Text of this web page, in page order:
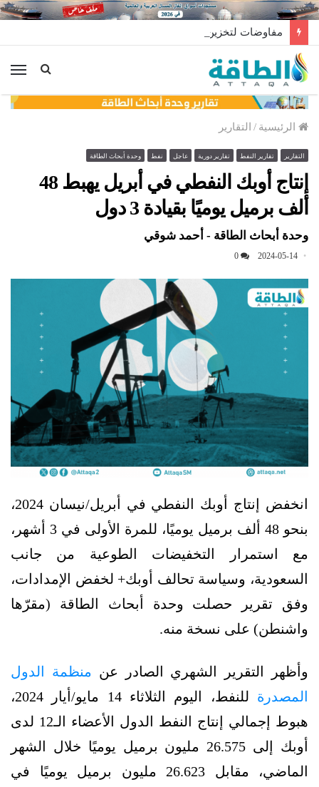
مفاوضات لتخزين النفط العراقي في الخارج
الرئيسية / التقارير
التقارير تقارير النفط تقارير دورية عاجل نفط وحدة أبحاث الطاقة
إنتاج أوبك النفطي في أبريل يهبط 48
ألف برميل يوميًا بقيادة 3 دول
وحدة أبحاث الطاقة - أحمد شوقي
2024-05-14
0
انخفض إنتاج أوبك النفطي في أبريل/نيسان 2024،
بنحو 48 ألف برميل يوميًا، للمرة الأولى في 3 أشهر،
مع استمرار التخفيضات الطوعية من جانب
السعودية، وسياسة تحالف أوبك+ لخفض الإمدادات،
وفق تقرير حصلت وحدة أبحاث الطاقة (مقرّها
واشنطن) على نسخة منه.
وأظهر التقرير الشهري الصادر عن منظمة الدول
المصدرة
للنفط، اليوم الثلاثاء 14 مايو/أيار 2024،
هبوط إجمالي إنتاج النفط الدول الأعضاء الـ12 لدى
أوبك إلى 26.575 مليون برميل يوميًا خلال الشهر
الماضي، مقابل 26.623 مليون برميل يوميًا في